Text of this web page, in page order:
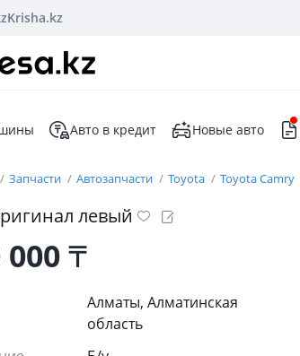
Krisha.kz
Авто в кредит Новые авто
Запчасти Автозапчасти Toyota Toyota Camry
левый
000₸
Алматы, Алматинская
область